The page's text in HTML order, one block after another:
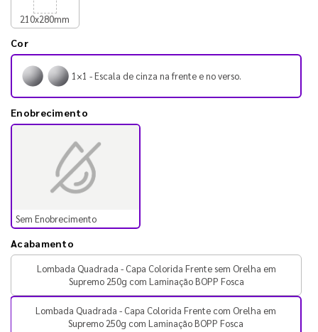
210x280mm
Cor
1×1 - Escala de cinza na frente e no verso.
Enobrecimento
Sem Enobrecimento
Acabamento
Lombada Quadrada - Capa Colorida Frente sem Orelha em
Supremo 250g com Laminação BOPP Fosca
Lombada Quadrada - Capa Colorida Frente com Orelha em
Supremo 250g com Laminação BOPP Fosca